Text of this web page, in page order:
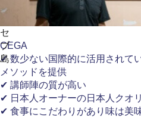
セ
ブ
島
CEGA
✔ 数少ない国際的に活用されて
メソッドを提供
✔ 講師陣の質が高い
✔ 日本人オーナーの日本人クオ
✔ 食事にこだわりがあり味は美